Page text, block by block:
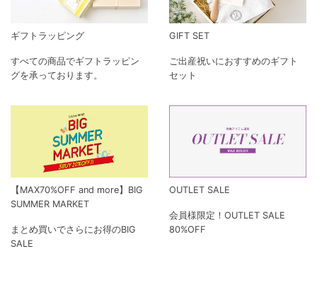
ギフトラッピング
すべての商品でギフトラッピン
グを承っております。
GIFT SET
ご出産祝いにおすすめのギフト
セット
【MAX70%OFF and more】BIG
SUMMER MARKET
まとめ買いでさらにお得のBIG
SALE
OUTLET SALE
会員様限定！OUTLET SALE
80%OFF